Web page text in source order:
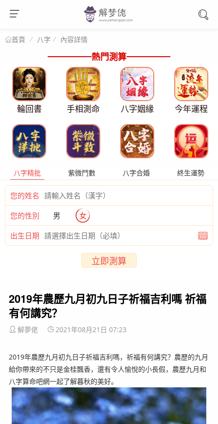
首頁 八字 內容詳情
熱門測算
輪回書 手相測命 八字姻緣 今年運程
八字精批 紫微鬥數 八字合婚 終生運勢
您的姓名
您的性別 男 女
出生日期
立即測算
2019年農歷九月初九日子祈福吉利嗎 祈福
有何講究？
解夢佬 2021年08月21日 07:23
2019年農歷九月初九日子祈福吉利嗎，祈福有何講究？農歷的九月
給你帶來的不只是金桂飄香，還有令人愉悅的小長假，農歷九月和
八字算命吧網一起了解暮秋的美好。